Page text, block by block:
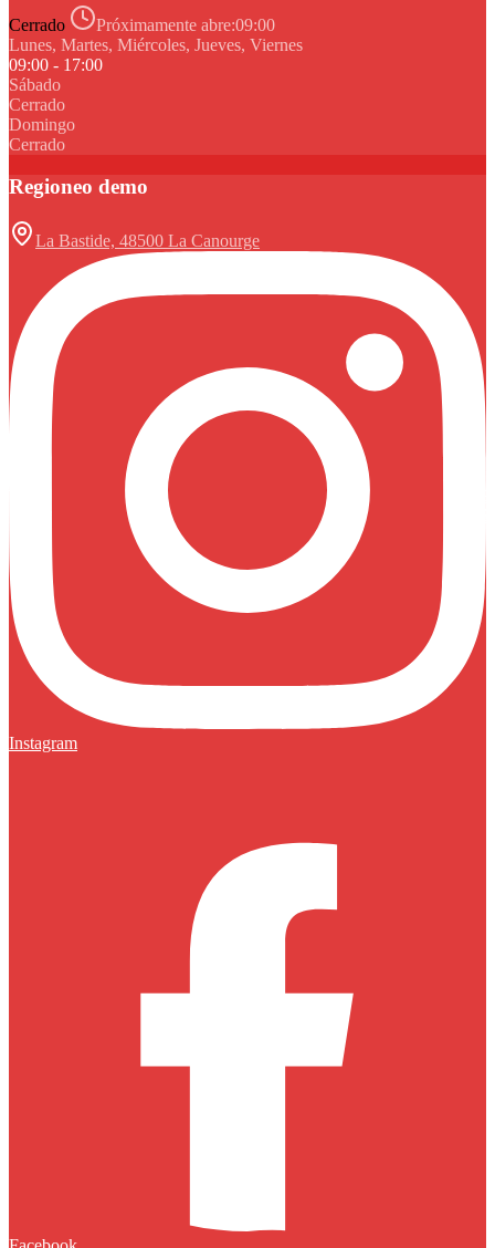
Cerrado Próximamente abre:09:00
Lunes, Martes, Miércoles, Jueves, Viernes
09:00 - 17:00
Sábado
Cerrado
Domingo
Cerrado
Regioneo demo
La Bastide, 48500 La Canourge
Instagram